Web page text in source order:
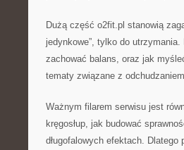
Dużą część o2fit.pl stanowią
jedynkowe”, tylko do
zachować balans, oraz jak
tematy związane z
Ważnym filarem serwisu jest
kręgosłup, jak budować
długofalowych efektach.